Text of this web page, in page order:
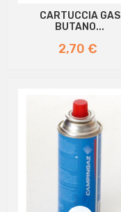
CARTUCCIA GAS
BUTANO...
Prezzo
2,70 €